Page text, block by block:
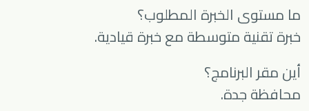
ما مستوى الخبرة المطلوب؟
خبرة تقنية متوسطة مع خبرة قيادية.
أين مقر البرنامج؟
محافظة جدة.